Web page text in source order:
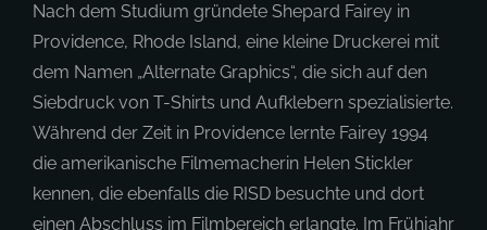
Nach dem Studium gründete Shepard Fairey in
Providence, Rhode Island, eine kleine Druckerei mit
dem Namen „Alternate Graphics“, die sich auf den
Siebdruck von T-Shirts und Aufklebern spezialisierte.
Während der Zeit in Providence lernte Fairey 1994
die amerikanische Filmemacherin Helen Stickler
kennen, die ebenfalls die RISD besuchte und dort
einen Abschluss im Filmbereich erlangte. Im Frühjahr